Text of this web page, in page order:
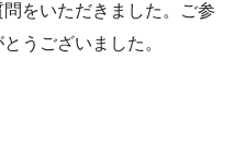
をいただきました。ご参
うございました。